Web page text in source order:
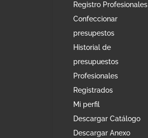
Registro Profesionales
Confeccionar
presupestos
Historial de
presupuestos
Profesionales
Registrados
Mi perfil
Descargar Catálogo
Descargar Anexo